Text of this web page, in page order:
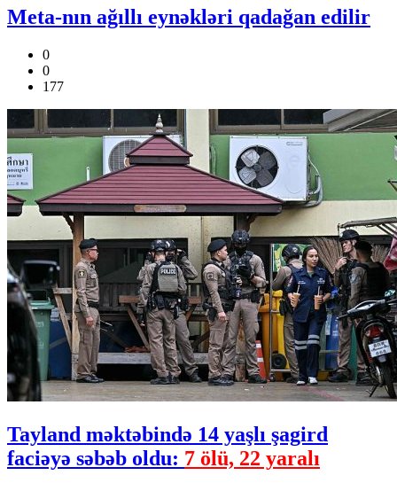
Meta-nın ağıllı eynəkləri qadağan edilir
0
0
177
Tayland məktəbində 14 yaşlı şagird
faciəyə səbəb oldu: 7 ölü, 22 yaralı